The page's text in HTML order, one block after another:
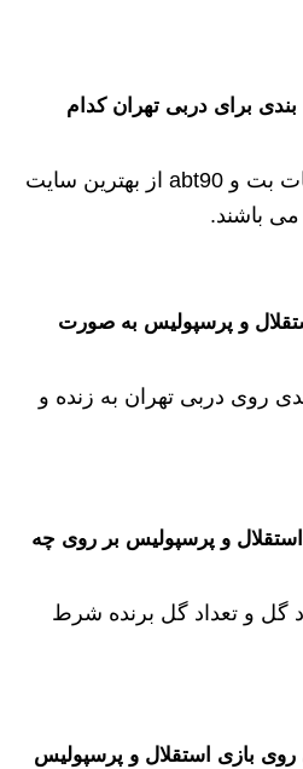
برای دربی تهران کدام
سایت های تاینی بت و هات بت و abt90 از بهترین سایت
می باشند.
و پرسپولیس به صورت
روی دربی تهران به زنده و
و پرسپولیس بر روی چه
گل و تعداد گل برنده شرط
بازی استقلال و پرسپولیس